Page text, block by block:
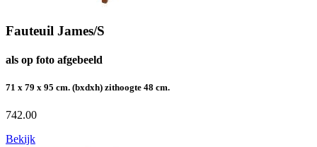
Fauteuil James/S
als op foto afgebeeld
71 x 79 x 95 cm. (bxdxh) zithoogte 48 cm.
742.00
Bekijk